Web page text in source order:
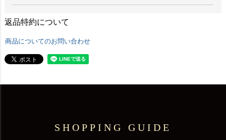
返品特約について
商品についてのお問い合わせ
SHOPPING GUIDE